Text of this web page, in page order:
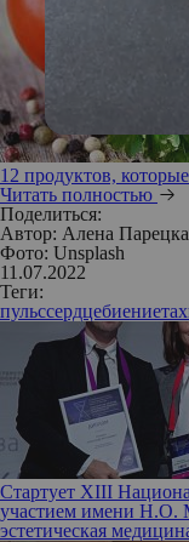
12 продуктов,
Читать полностью
Поделиться:
Автор: Алена
Фото: Unsplash
11.07.2022
Теги:
пульссердцебиение
Стартует XIII
участием имени Н.О.
эстетическая